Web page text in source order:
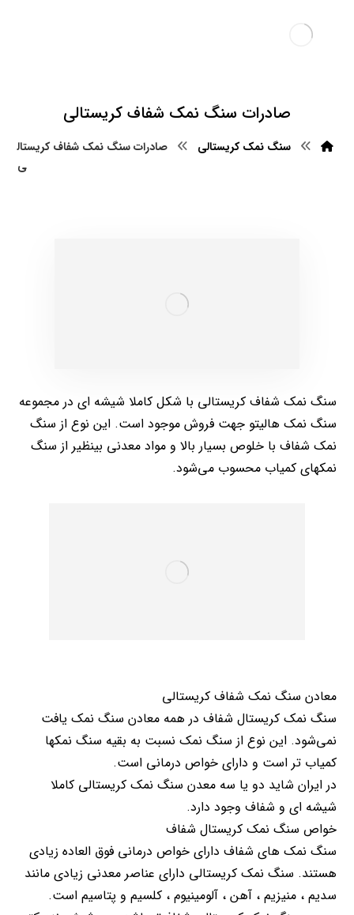
صادرات سنگ نمک شفاف کریستالی
سنگ نمک کریستالی
صادرات سنگ نمک شفاف کریستال
ی
سنگ نمک شفاف کریستالی با شکل کاملا شیشه ای در مجموعه
سنگ نمک هالیتو جهت فروش موجود است. این نوع از سنگ
نمک شفاف با خلوص بسیار بالا و مواد معدنی بینظیر از سنگ
نمکهای کمیاب محسوب می‌شود.
معادن سنگ نمک شفاف کریستالی
سنگ نمک کریستال شفاف در همه معادن سنگ نمک یافت
نمی‌شود. این نوع از سنگ نمک نسبت به بقیه سنگ نمکها
کمیاب تر است و دارای خواص درمانی است.
در ایران شاید دو یا سه معدن سنگ نمک کریستالی کاملا
شیشه ای و شفاف وجود دارد.
خواص سنگ نمک کریستال شفاف
سنگ نمک های شفاف دارای خواص درمانی فوق العاده زیادی
هستند. سنگ نمک کریستالی دارای عناصر معدنی زیادی مانند
سدیم ، منیزیم ، آهن ، آلومینیوم ، کلسیم و پتاسیم است.